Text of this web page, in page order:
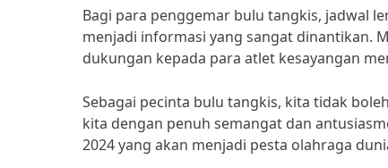
Bagi para penggemar bulu tangkis, jadwal
menjadi informasi yang sangat dinantikan.
dukungan kepada para atlet kesayangan
Sebagai pecinta bulu tangkis, kita tidak
kita dengan penuh semangat dan
2024 yang akan menjadi pesta olahraga